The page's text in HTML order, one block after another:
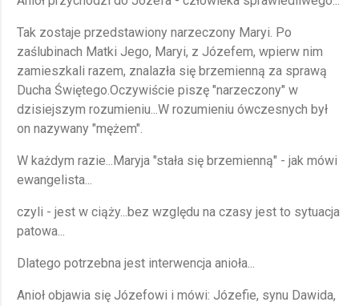
Tak zostaje przedstawiony narzeczony Maryi. Po
zaślubinach Matki Jego, Maryi, z Józefem, wpierw nim
zamieszkali razem, znalazła się brzemienną za sprawą
Ducha Świętego.Oczywiście piszę "narzeczony" w
dzisiejszym rozumieniu...W rozumieniu ówczesnych był
on nazywany "mężem".
W każdym razie...Maryja "stała się brzemienną" - jak mówi
ewangelista...
czyli - jest w ciąży...bez względu na czasy jest to sytuacja
patowa...
Dlatego potrzebna jest interwencja anioła...
Anioł objawia się Józefowi i mówi: Józefie, synu Dawida,